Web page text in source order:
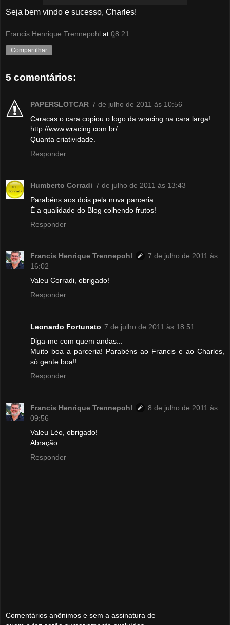
Seja bem vindo e sucesso, Charles!
Francis Henrique Trennepohl at 08:21
Compartilhar
5 comentários:
PAPERSLOTCAR 7 de julho de 2011 às 10:56
Caracas o cara copiou o logo da wracing na cara larga!
http://www.wracing.com.br/
Quanta criatividade.
Responder
Humberto Corradi 7 de julho de 2011 às 13:43
Parabéns aos dois pela nova parceria.
É a qualidade do Blog colhendo frutos!
Responder
Francis Henrique Trennepohl
7 de julho de 2011 às
16:02
Valeu Corradi, obrigado!
Responder
Leonardo Fortunato 7 de julho de 2011 às 18:51
Diga-me com quem andas...
Muito boa a parceria! Parabéns ao Francis e ao Charles,
só gente boa!!
Responder
Francis Henrique Trennepohl
8 de julho de 2011 às
09:56
Valeu Léo, obrigado!
Abração
Responder
Comentários anônimos e sem a assinatura de